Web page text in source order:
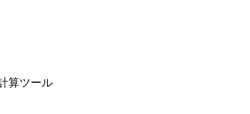
算ツール